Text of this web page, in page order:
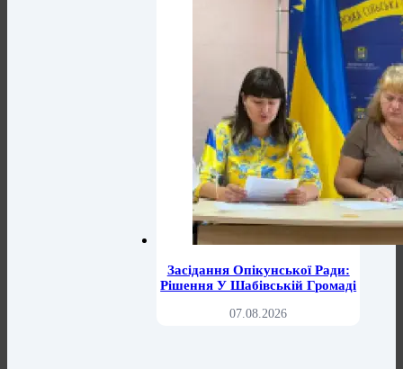
Засідання Опікунської Ради:
Рішення У Шабівській Громаді
07.08.2026